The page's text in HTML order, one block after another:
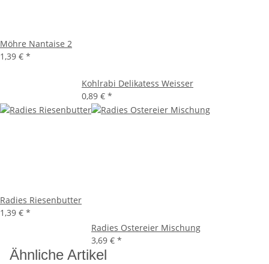
Möhre Nantaise 2
1,39 € *
Kohlrabi Delikatess Weisser
0,89 € *
Radies Riesenbutter
1,39 € *
Radies Ostereier Mischung
3,69 € *
Ähnliche Artikel